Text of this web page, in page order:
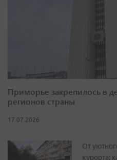
Приморье закрепилось в
регионов страны
17.07.2026
От
курорта: